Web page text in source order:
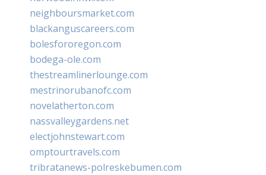
neighboursmarket.com
blackanguscareers.com
bolesfororegon.com
bodega-ole.com
thestreamlinerlounge.com
mestrinorubanofc.com
novelatherton.com
nassvalleygardens.net
electjohnstewart.com
omptourtravels.com
tribratanews-polreskebumen.com